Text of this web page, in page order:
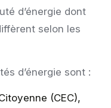
d’énergie dont
selon les
d’énergie sont :
(CEC),